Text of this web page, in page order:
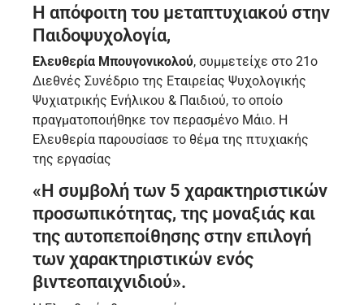
Η απόφοιτη του μεταπτυχιακού στην
Παιδοψυχολογία,
Ελευθερία Μπουγονικολού, συμμετείχε στο 21o
Διεθνές Συνέδριο της Εταιρείας Ψυχολογικής
Ψυχιατρικής Ενήλικου & Παιδιού, το οποίο
πραγματοποιήθηκε τον περασμένο Μάιο. Η
Ελευθερία παρουσίασε το θέμα της πτυχιακής
της εργασίας
«Η συμβολή των 5 χαρακτηριστικών
προσωπικότητας, της μοναξιάς και
της αυτοπεποίθησης στην επιλογή
των χαρακτηριστικών ενός
βιντεοπαιχνιδιού».